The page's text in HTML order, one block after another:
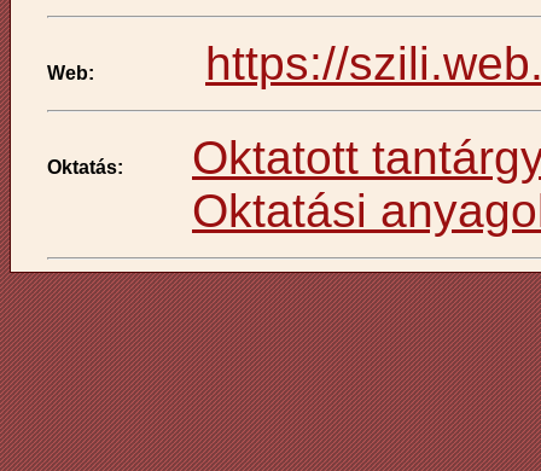
Web: https://
Oktatás:
Oktatott
Oktatási